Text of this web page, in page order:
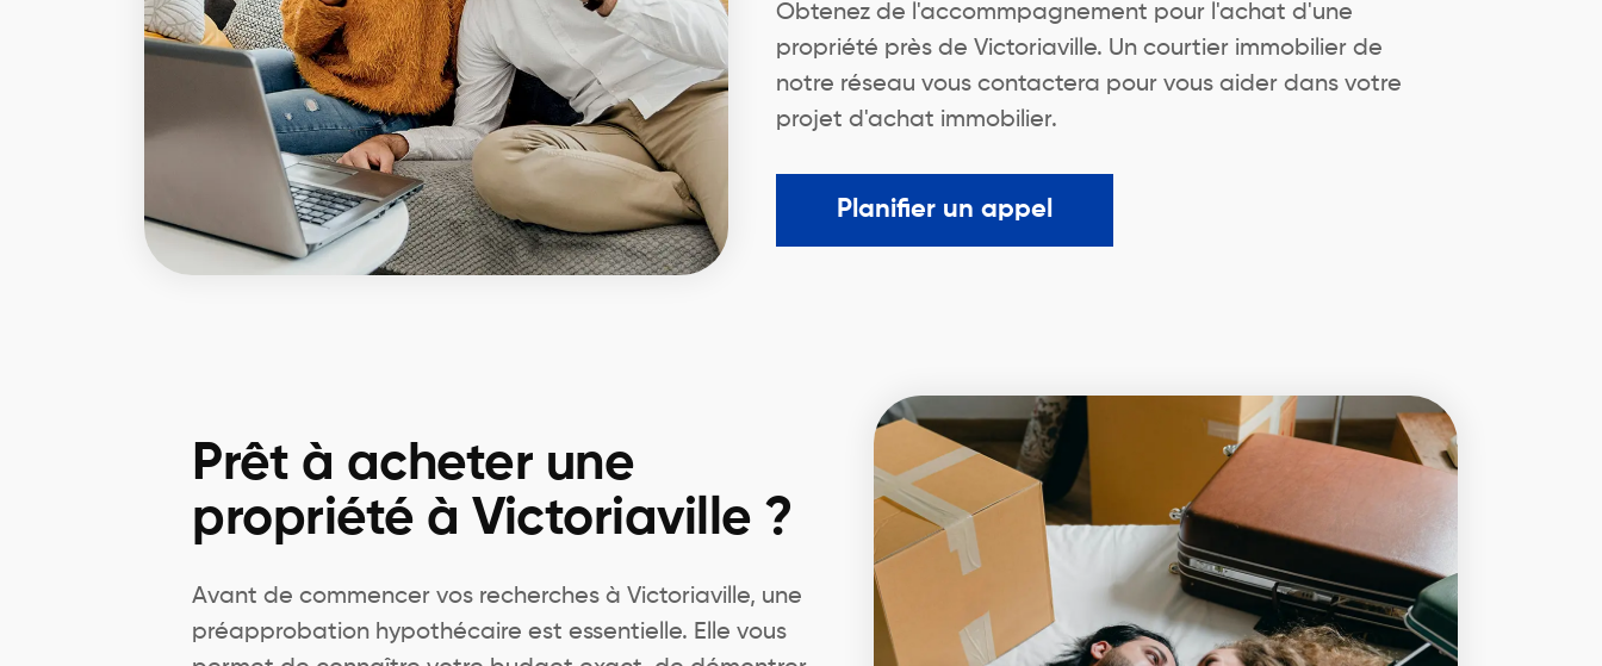
Obtenez de l'accommpagnement pour l'achat d'une
propriété près de Victoriaville. Un courtier immobilier de
notre réseau vous contactera pour vous aider dans votre
projet d'achat immobilier.
Planifier un appel
Prêt à acheter une
propriété à Victoriaville ?
Avant de commencer vos recherches à Victoriaville, une
préapprobation hypothécaire est essentielle. Elle vous